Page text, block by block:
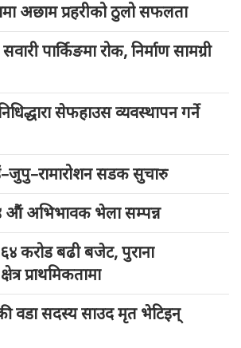
अछाम प्रहरीको ठुलो सफलता
पार्किङमा रोक, निर्माण सामग्री
सेफहाउस व्यवस्थापन गर्ने
सडक सुचारु
औं अभिभावक भेला सम्पन्न
करोड बढी बजेट, पुराना
प्राथमिकतामा
वडा सदस्य साउद मृत भेटिइन्